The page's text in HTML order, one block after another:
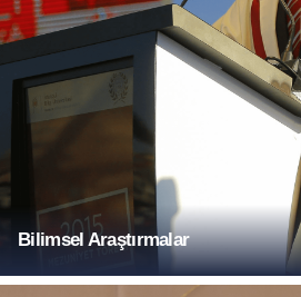
Bilimsel Araştırmalar
Daha Fazla